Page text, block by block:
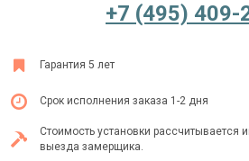
+7 (495) 409-
Гарантия 5 лет
Срок исполнения заказа 1-2 дня
Стоимость установки рассчитывается
выезда замерщика.